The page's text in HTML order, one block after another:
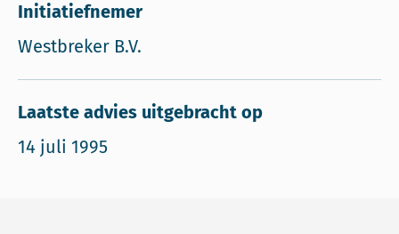
Initiatiefnemer
Westbreker B.V.
Laatste advies uitgebracht op
14 juli 1995